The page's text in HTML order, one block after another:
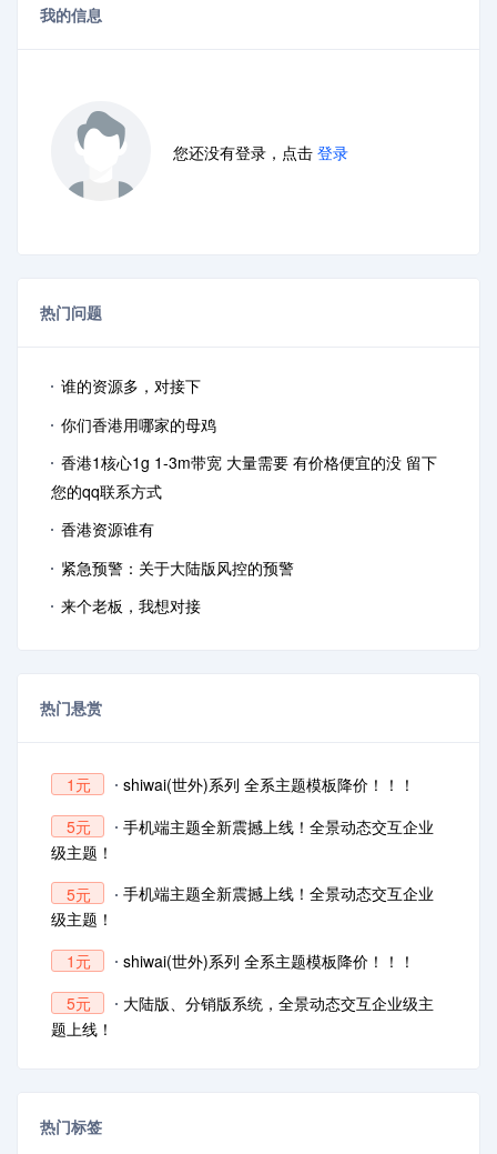
我的信息
您还没有登录，点击 登录
热门问题
谁的资源多，对接下
你们香港用哪家的母鸡
香港1核心1g 1-3m带宽 大量需要 有价格便宜的没 留下
您的qq联系方式
香港资源谁有
紧急预警：关于大陆版风控的预警
来个老板，我想对接
热门悬赏
1元
shiwai(世外)系列 全系主题模板降价！！！
5元
手机端主题全新震撼上线！全景动态交互企业
级主题！
5元
手机端主题全新震撼上线！全景动态交互企业
级主题！
1元
shiwai(世外)系列 全系主题模板降价！！！
5元
大陆版、分销版系统，全景动态交互企业级主
题上线！
热门标签